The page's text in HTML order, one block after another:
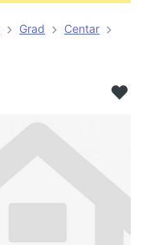
Grad
Centar